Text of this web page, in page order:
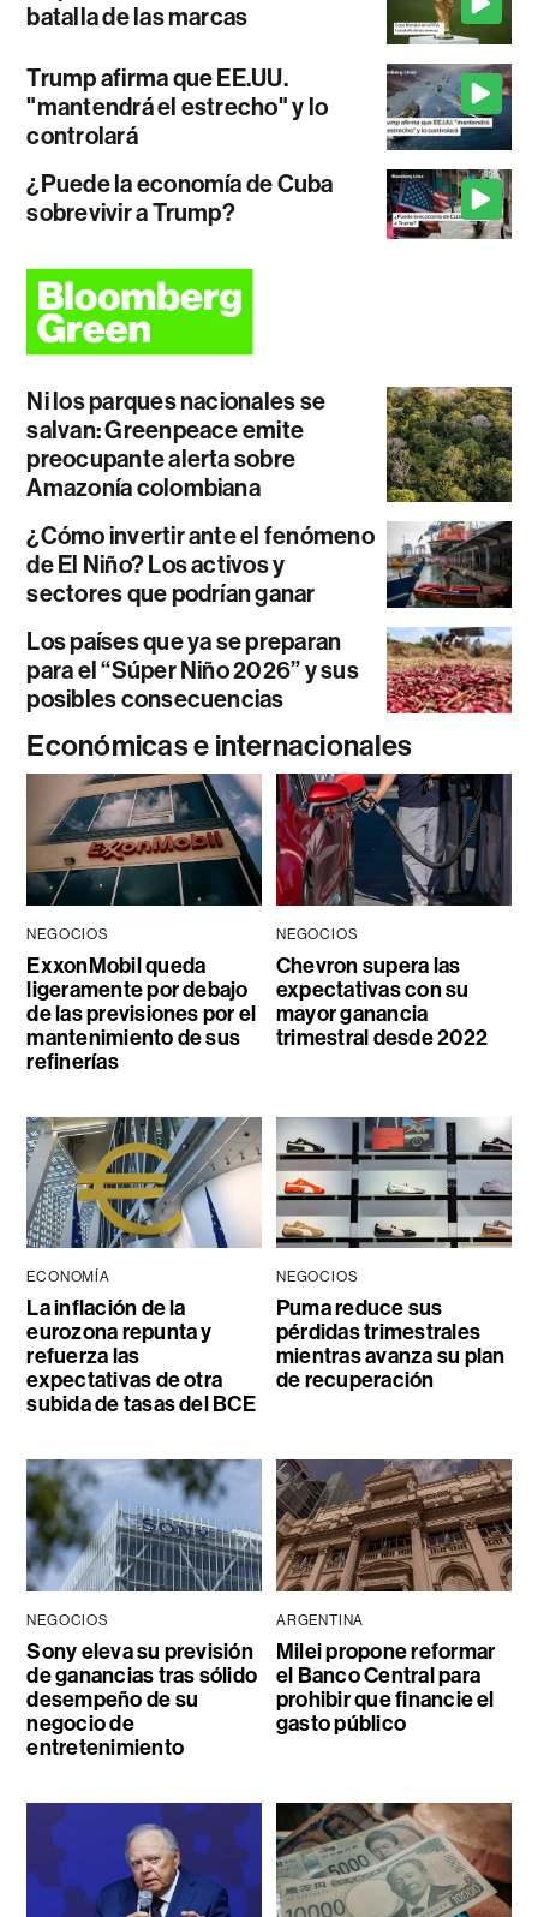
batalla de las marcas
Trump afirma que EE.UU.
"mantendrá el estrecho" y lo
controlará
¿Puede la economía de Cuba
sobrevivir a Trump?
Ni los parques nacionales se
salvan: Greenpeace emite
preocupante alerta sobre
Amazonía colombiana
¿Cómo invertir ante el fenómeno
de El Niño? Los activos y
sectores que podrían ganar
Los países que ya se preparan
para el “Súper Niño 2026” y sus
posibles consecuencias
Económicas e internacionales
NEGOCIOS
ExxonMobil queda
ligeramente por debajo
de las previsiones por el
mantenimiento de sus
refinerías
NEGOCIOS
Chevron supera las
expectativas con su
mayor ganancia
trimestral desde 2022
ECONOMÍA
La inflación de la
eurozona repunta y
refuerza las
expectativas de otra
subida de tasas del BCE
NEGOCIOS
Puma reduce sus
pérdidas trimestrales
mientras avanza su plan
de recuperación
NEGOCIOS
Sony eleva su previsión
de ganancias tras sólido
desempeño de su
negocio de
entretenimiento
ARGENTINA
Milei propone reformar
el Banco Central para
prohibir que financie el
gasto público